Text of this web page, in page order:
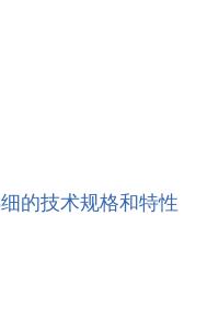
的技术规格和特性